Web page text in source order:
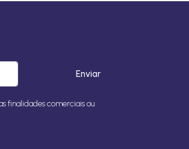
Enviar
finalidades comerciais ou